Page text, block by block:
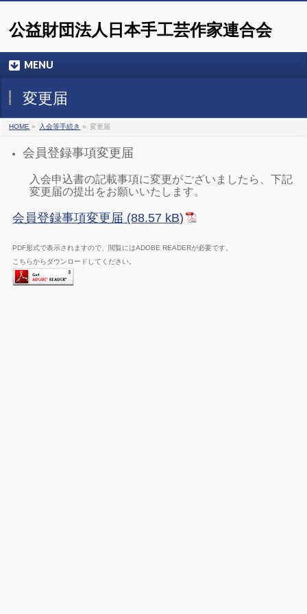
公益財団法人日本手工芸作家連合会
MENU
変更届
HOME » 入会等手続き » 変更届
会員登録事項変更届
入会申込書の記載事項に変更がございましたら、下記
変更届の提出をお願いいたします。
会員登録事項変更届
PDF形式で表示されますので、閲覧にはADOBE READERが必要です。
こちらからダウンロードしてください。